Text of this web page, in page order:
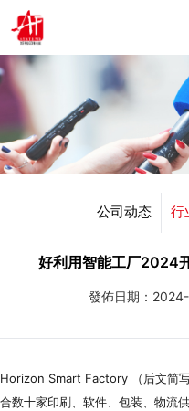
公司动态 行
好利用智能工厂2024
發佈日期：
Horizon Smart Factory （后文简
合数十家印刷、软件、包装、物流